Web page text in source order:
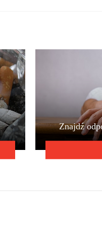
Znajdź